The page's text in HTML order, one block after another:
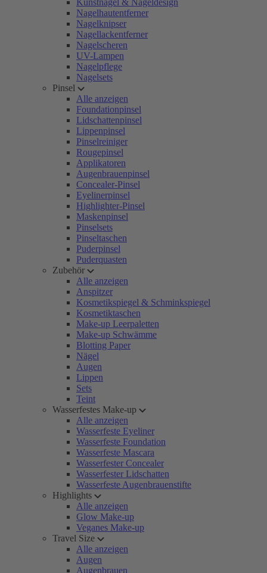
Kunstnägel & Nageldesign
Nagelhautentferner
Nagelknipser
Nagellackentferner
Nagelscheren
UV-Lampen
Nagelpflege
Nagelsets
Pinsel
Alle anzeigen
Foundationpinsel
Lidschattenpinsel
Lippenpinsel
Pinselreiniger
Rougepinsel
Applikatoren
Augenbrauenpinsel
Concealer-Pinsel
Eyelinerpinsel
Highlighter-Pinsel
Maskenpinsel
Pinselsets
Pinseltaschen
Puderpinsel
Puderquasten
Zubehör
Alle anzeigen
Anspitzer
Kosmetikspiegel & Schminkspiegel
Kosmetiktaschen
Make-up Leerpaletten
Make-up Schwämme
Blotting Paper
Nägel
Augen
Lippen
Sets
Teint
Wasserfestes Make-up
Alle anzeigen
Wasserfeste Eyeliner
Wasserfeste Foundation
Wasserfeste Mascara
Wasserfester Concealer
Wasserfester Lidschatten
Wasserfeste Augenbrauenstifte
Highlights
Alle anzeigen
Glow Make-up
Veganes Make-up
Travel Size
Alle anzeigen
Augen
Augenbrauen